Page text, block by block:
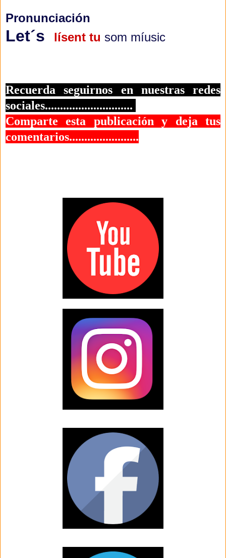
Pronunciación
Let´s lísent tu som míusic
Recuerda seguirnos en nuestras redes
sociales.............................
Comparte esta publicación y deja tus
comentarios.......................